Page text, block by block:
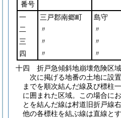
番号
一 三戸郡南郷町 島守
二
〃 〃
三
〃 〃
四
〃 〃
十四 折戸急傾斜地崩壊危険区域
次に掲げる地番の土地に設
までを順次結んだ線及び標柱
に囲まれた区域。この場合に
とを結んだ線は村道旧折戸線
他の各標柱を結ぶ線は直線とす